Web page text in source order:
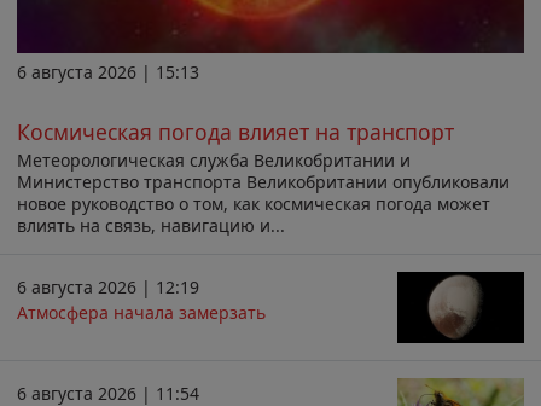
6 августа 2026 | 15:13
Космическая погода влияет на транспорт
Метеорологическая служба Великобритании и
Министерство транспорта Великобритании опубликовали
новое руководство о том, как космическая погода может
влиять на связь, навигацию и...
6 августа 2026 | 12:19
Атмосфера начала замерзать
6 августа 2026 | 11:54